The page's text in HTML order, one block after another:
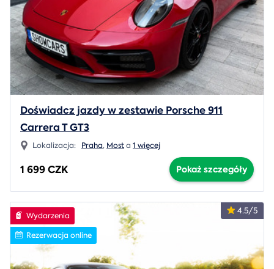
Doświadcz jazdy w zestawie Porsche 911
Carrera T GT3
Lokalizacja: Praha, Mosta 1 więcej
1 699 CZK Pokaż szczegóły
4.5/5
Wydarzenia
Rezerwacja online